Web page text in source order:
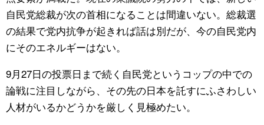
自民党総裁が次の首相になることは間違いない。総裁選
の結果で党内抗争が起きれば話は別だが、今の自民党内
にそのエネルギーはない。
9月27日の投票日まで続く自民党というコップの中での
論戦に注目しながら、その先の日本を託すにふさわしい
人材がいるかどうかを厳しく見極めたい。